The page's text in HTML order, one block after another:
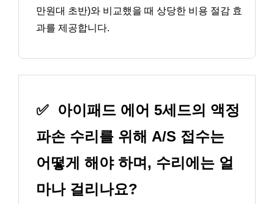
만원대 초반)와 비교했을 때 상당한 비용 절감 효
과를 제공합니다.
✅
아이패드 에어 5세드의 액정
파손 수리를 위해 A/S 접수는
어떻게 해야 하며, 수리에는 얼
마나 걸리나요?